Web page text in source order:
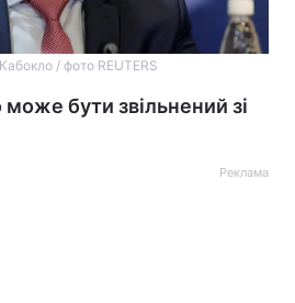
/ фото REUTERS
бути звільнений зі
Реклама